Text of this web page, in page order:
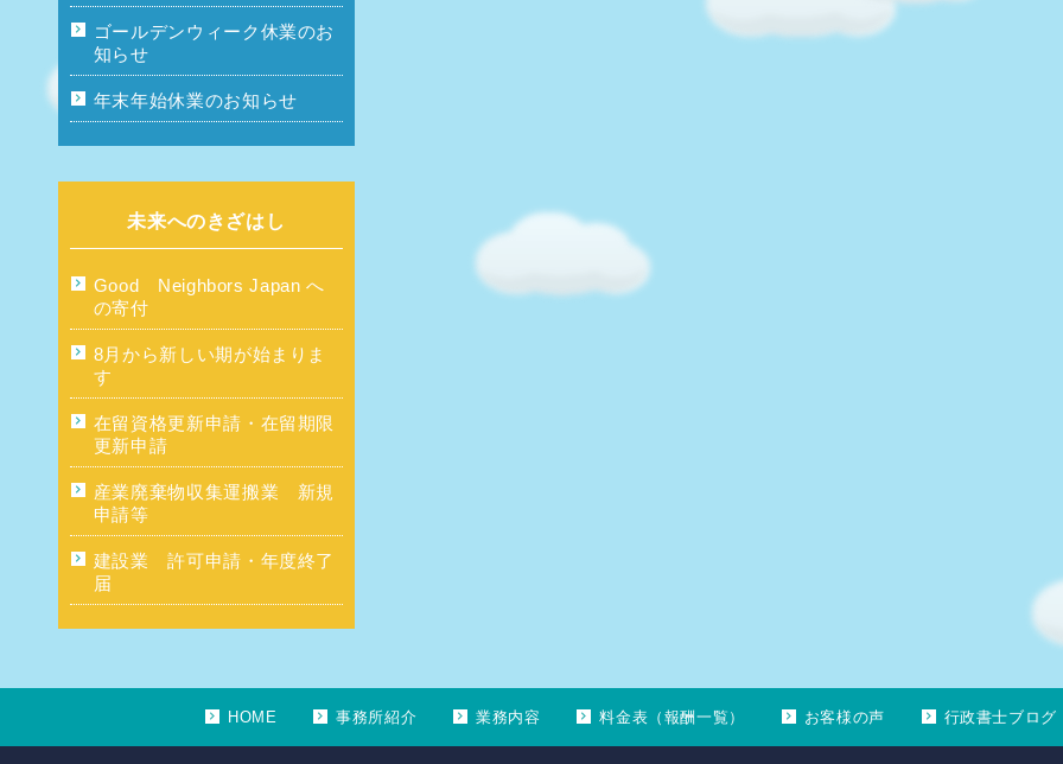
ゴールデンウィーク休業のお
知らせ
年末年始休業のお知らせ
未来へのきざはし
Good Neighbors Japan へ
の寄付
8月から新しい期が始まりま
す
在留資格更新申請・在留期限
更新申請
産業廃棄物収集運搬業 新規
申請等
建設業 許可申請・年度終了
届
HOME 事務所紹介 業務内容 料金表（報酬一覧） お客様の声 行政書士ブログ